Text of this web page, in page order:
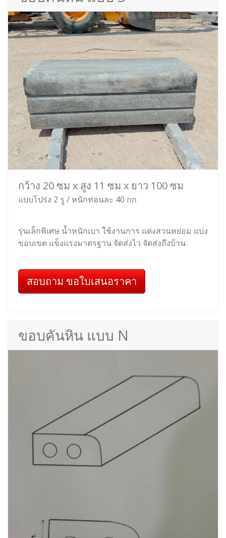
กว้าง 20 ซม x สูง 11 ซม x ยาว 100 ซม
แบบโปร่ง 2 รู / หนักท่อนละ 40 กก
รุ่นเล็กพิเศษ น้ำหนักเบา ใช้งานการ แต่งสวนหย่อม แบ่ง
ขอบเขต แข็งแรงมาตรฐาน จัดส่งไว จัดส่งถึงบ้าน
สอบถาม ขอใบเสนอราคา
ขอบคันหิน แบบ N